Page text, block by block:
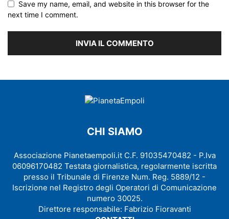
Save my name, email, and website in this browser for the
next time I comment.
CHI SIAMO
Associazione Pianetaempoli.it C.F. 91035470482 - P.Iva
06096170482 Testata giornalistica, regolarmente iscritta
presso il Tribunale di Firenze Num. Reg. 5889/12 -
Iscrizione nel Registro degli Operatori di Comunicazione
numero 30025.
Direttore responsabile: Fabrizio Fioravanti